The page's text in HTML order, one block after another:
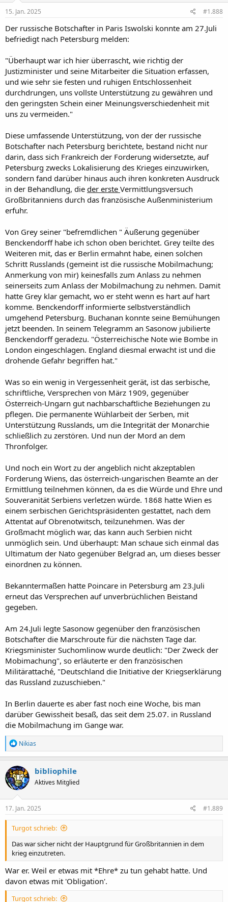
n
e
15. Jan. 2025 #1.888
Der russische Botschafter in Paris Iswolski konnte am 27.Juli
befriedigt nach Petersburg melden:
"Überhaupt war ich hier überrascht, wie richtig der
Justizminister und seine Mitarbeiter die Situation erfassen,
und wie sehr sie festen und ruhigen Entschlossenheit
durchdrungen, uns vollste Unterstützung zu gewähren und
den geringsten Schein einer Meinungsverschiedenheit mit
uns zu vermeiden."
Diese umfassende Unterstützung, von der der russische
Botschafter nach Petersburg berichtete, bestand nicht nur
darin, dass sich Frankreich der Forderung widersetzte, auf
Petersburg zwecks Lokalisierung des Krieges einzuwirken,
sondern fand darüber hinaus auch ihren konkreten Ausdruck
in der Behandlung, die der erste Vermittlungsversuch
Großbritanniens durch das französische Außenministerium
erfuhr.
Von Grey seiner "befremdlichen " Äußerung gegenüber
Benckendorff habe ich schon oben berichtet. Grey teilte des
Weiteren mit, das er Berlin ermahnt habe, einen solchen
Schritt Russlands (gemeint ist die russische Mobilmachung;
Anmerkung von mir) keinesfalls zum Anlass zu nehmen
seinerseits zum Anlass der Mobilmachung zu nehmen. Damit
hatte Grey klar gemacht, wo er steht wenn es hart auf hart
komme. Benckendorff informierte selbstverständlich
umgehend Petersburg. Buchanan konnte seine Bemühungen
jetzt beenden. In seinem Telegramm an Sasonow jubilierte
Benckendorff geradezu. "Österreichische Note wie Bombe in
London eingeschlagen. England diesmal erwacht ist und die
drohende Gefahr begriffen hat."
Was so ein wenig in Vergessenheit gerät, ist das serbische,
schriftliche, Versprechen von März 1909, gegenüber
Österreich-Ungarn gut nachbarschaftliche Beziehungen zu
pflegen. Die permanente Wühlarbeit der Serben, mit
Unterstützung Russlands, um die Integrität der Monarchie
schließlich zu zerstören. Und nun der Mord an dem
Thronfolger.
Und noch ein Wort zu der angeblich nicht akzeptablen
Forderung Wiens, das österreich-ungarischen Beamte an der
Ermittlung teilnehmen können, da es die Würde und Ehre und
Souveranität Serbiens verletzen würde. 1868 hatte Wien es
einem serbischen Gerichtspräsidenten gestattet, nach dem
Attentat auf Obrenotwitsch, teilzunehmen. Was der
Großmacht möglich war, das kann auch Serbien nicht
unmöglich sein. Und überhaupt: Man schaue sich einmal das
Ultimatum der Nato gegenüber Belgrad an, um dieses besser
einordnen zu können.
Bekanntermaßen hatte Poincare in Petersburg am 23.Juli
erneut das Versprechen auf unverbrüchlichen Beistand
gegeben.
Am 24.Juli legte Sasonow gegenüber den französischen
Botschafter die Marschroute für die nächsten Tage dar.
Kriegsminister Suchomlinow wurde deutlich: "Der Zweck der
Mobimachung", so erläuterte er den französischen
Militärattaché, "Deutschland die Initiative der Kriegserklärung
das Russland zuzuschieben."
In Berlin dauerte es aber fast noch eine Woche, bis man
darüber Gewissheit besaß, das seit dem 25.07. in Russland
die Mobilmachung im Gange war.
R
e
a
k
t
i
o
n
e
Nikias
bibliophile
Aktives Mitglied
17. Jan. 2025 #1.889
Turgot schrieb:
Das war sicher nicht der Hauptgrund für Großbritannien in dem
krieg einzutreten.
War er. Weil er etwas mit *Ehre* zu tun gehabt hatte. Und
davon etwas mit 'Obligation'.
Turgot schrieb: